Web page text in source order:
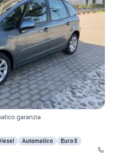
garanzia
Automatico
Euro 5